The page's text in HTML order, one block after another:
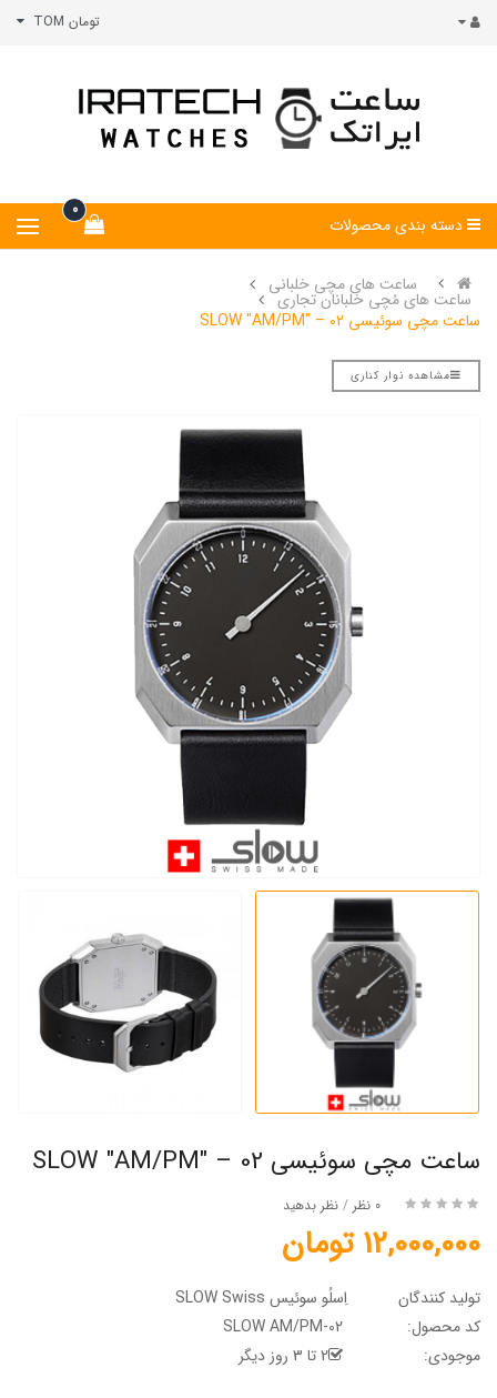
تومان TOM
0
دسته بندی محصولات
ساعت های مچی خلبانی
ساعت های مُچی خلبانان تجاری
ساعت مچی سوئیسی SLOW "AM/PM" – 02
مشاهده نوار کناری
ساعت مچی سوئیسی SLOW "AM/PM" – 02
0 نظر / نظر بدهید
12,000,000 تومان
تولید کنندگان
اِسلُو سوئیس SLOW Swiss
کد محصول:
موجودی:
2 تا 3 روز دیگر